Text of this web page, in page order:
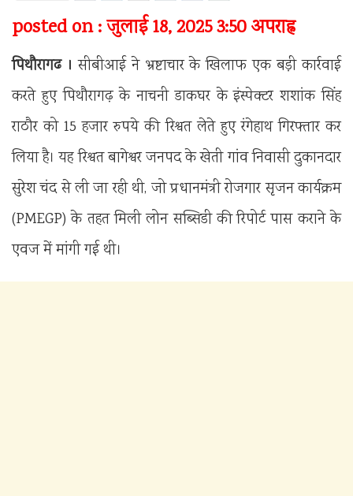
posted on : जुलाई 18, 2025 3:50 अपराह्न
पिथौरागढ । सीबीआई ने भ्रष्टाचार के खिलाफ एक बड़ी कार्रवाई
करते हुए पिथौरागढ़ के नाचनी डाकघर के इंस्पेक्टर शशांक सिंह
राठौर को 15 हजार रुपये की रिश्वत लेते हुए रंगेहाथ गिरफ्तार कर
लिया है। यह रिश्वत बागेश्वर जनपद के खेती गांव निवासी दुकानदार
सुरेश चंद से ली जा रही थी, जो प्रधानमंत्री रोजगार सृजन कार्यक्रम
(PMEGP) के तहत मिली लोन सब्सिडी की रिपोर्ट पास कराने के
एवज में मांगी गई थी।